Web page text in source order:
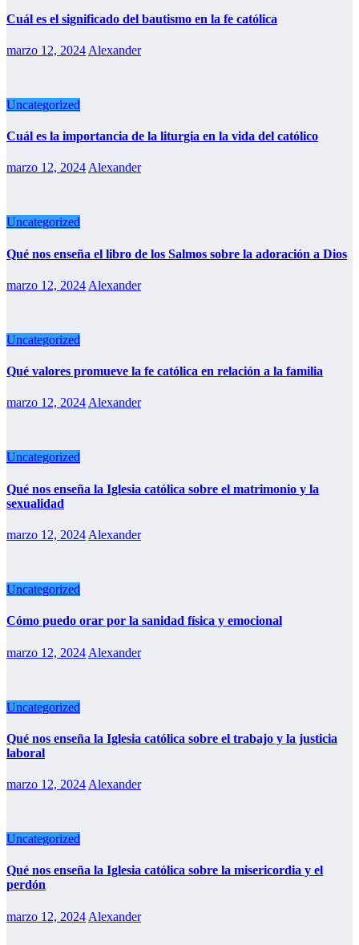
Cuál es el significado del bautismo en la fe católica
marzo 12, 2024 Alexander
Uncategorized
Cuál es la importancia de la liturgia en la vida del católico
marzo 12, 2024 Alexander
Uncategorized
Qué nos enseña el libro de los Salmos sobre la adoración a Dios
marzo 12, 2024 Alexander
Uncategorized
Qué valores promueve la fe católica en relación a la familia
marzo 12, 2024Alexander
Uncategorized
Qué nos enseña la Iglesia católica sobre el matrimonio y la
sexualidad
marzo 12, 2024 Alexander
Uncategorized
Cómo puedo orar por la sanidad física y emocional
marzo 12, 2024 Alexander
Uncategorized
Qué nos enseña la Iglesia católica sobre el trabajo y la justicia
laboral
marzo 12, 2024 Alexander
Uncategorized
Qué nos enseña la Iglesia católica sobre la misericordia y el
perdón
marzo 12, 2024 Alexander